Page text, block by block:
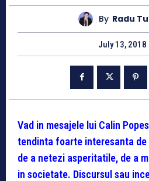
By Radu
July 13, 2018
Vad in mesajele lui Calin
tendinta foarte interesanta
de a netezi asperitatile, de a
in societate. Discursul sau